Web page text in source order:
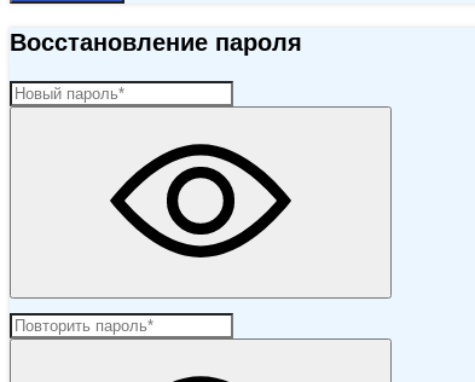
Восстановление пароля